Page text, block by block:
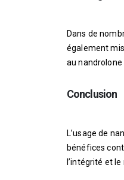
Dans de
également
au nandrolone
Conclusion
L’usage de
bénéfices
l’intégrité et